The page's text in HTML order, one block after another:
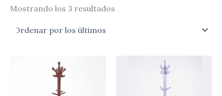
Mostrando los 3 resultados